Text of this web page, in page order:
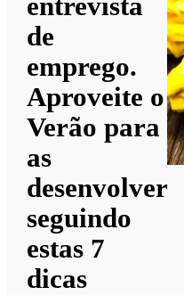
de
emprego.
Aproveite o
Verão para
as
desenvolver
seguindo
estas 7
dicas